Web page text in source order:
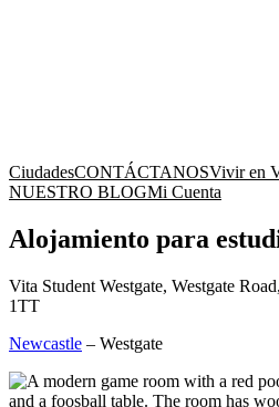
CiudadesCONTÁCTANOSVivir en
NUESTRO BLOGMi Cuenta
Alojamiento para
Vita Student Westgate, Westgate
1TT
Newcastle – Westgate